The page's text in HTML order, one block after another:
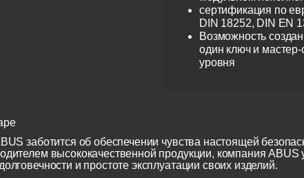
сертификация по
DIN 18252, DIN EN
Возможность
один ключ и мастер-
уровня
заботится об обеспечении чувства настоящей
высококачественной продукции, компания ABUS
и простоте эксплуатации своих изделий.